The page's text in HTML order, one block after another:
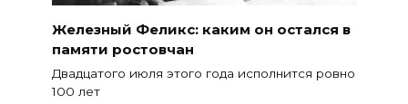
Железный Феликс: каким он остался в
памяти ростовчан
Двадцатого июля этого года исполнится ровно
100 лет